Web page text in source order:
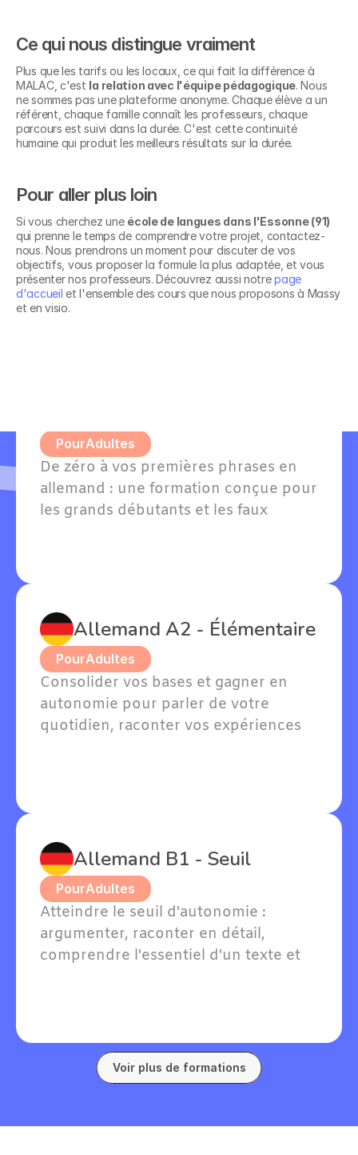
Ce qui nous distingue vraiment
Plus que les tarifs ou les locaux, ce qui fait la différence à
MALAC, c'est la relation avec l'équipe pédagogique. Nous
ne sommes pas une plateforme anonyme. Chaque élève a un
référent, chaque famille connaît les professeurs, chaque
parcours est suivi dans la durée. C'est cette continuité
humaine qui produit les meilleurs résultats sur la durée.
Pour aller plus loin
Si vous cherchez une école de langues dans l'Essonne (91)
qui prenne le temps de comprendre votre projet, contactez-
nous. Nous prendrons un moment pour discuter de vos
objectifs, vous proposer la formule la plus adaptée, et vous
présenter nos professeurs. Découvrez aussi notre page
d'accueil et l'ensemble des cours que nous proposons à Massy
et en visio.
Découvrez nos
formations en
PourAdultes
De zéro à vos premières phrases en
allemand : une formation conçue pour
les grands débutants et les faux
Allemand A2 - Élémentaire
PourAdultes
Consolider vos bases et gagner en
autonomie pour parler de votre
quotidien, raconter vos expériences
Allemand B1 - Seuil
PourAdultes
Atteindre le seuil d'autonomie :
argumenter, raconter en détail,
comprendre l'essentiel d'un texte et
Voir plus de formations